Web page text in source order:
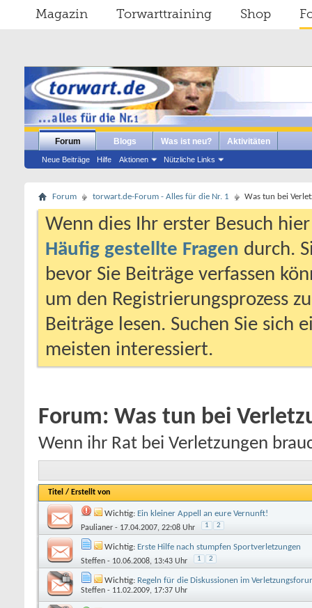
Magazin Torwarttraining Shop
Forum
Neue Beiträge Hilfe Aktionen Nützliche Links
Blogs Was ist neu? Aktivitäten
Forum torwart.de-Forum - Alles für die Nr. 1 Was tun bei
Wenn dies Ihr erster Besuch
Häufig gestellte Fragen durch.
bevor Sie Beiträge verfassen
um den Registrierungsprozess
Beiträge lesen. Suchen Sie sich
meisten interessiert.
Forum: Was tun bei
Wenn ihr Rat bei Verletzungen
Titel / Erstellt von
Wichtig: Ein kleiner Appell an eure Vernunft!
Paulianer - 17.04.2007, 22:08 Uhr 1 2
Wichtig: Erste Hilfe nach stumpfen Sportverletzungen
Steffen - 10.06.2008, 13:43 Uhr 1 2
Wichtig: Regeln für die Diskussionen im
Steffen - 11.02.2009, 17:37 Uhr